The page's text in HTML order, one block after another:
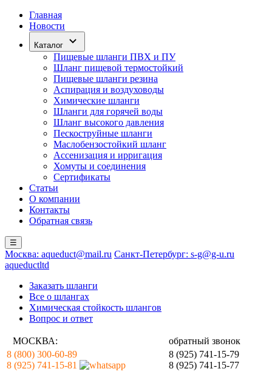
Главная
Новости
Каталог
Пищевые шланги ПВХ и ПУ
Шланг пищевой термостойкий
Пищевые шланги резина
Аспирация и воздуховоды
Химические шланги
Шланги для горячей воды
Шланг высокого давления
Пескоструйные шланги
Маслобензостойкий шланг
Ассенизация и ирригация
Хомуты и соединения
Сертификаты
Статьи
О компании
Контакты
Обратная связь
☰
Москва: aqueduct@mail.ru Санкт-Петербург: s-g@g-u.ru
aqueductltd
Заказать шланги
Все о шлангах
Химическая стойкость шлангов
Вопрос и ответ
МОСКВА:
обратный звонок
8 (800) 300-60-89
8 (925) 741-15-81
8 (925) 741-15-79
8 (925) 741-15-77